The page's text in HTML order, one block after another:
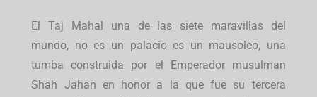
El Taj Mahal una de las siete maravillas del
mundo, no es un palacio es un mausoleo, una
tumba construida por el Emperador musulman
Shah Jahan en honor a la que fue su tercera